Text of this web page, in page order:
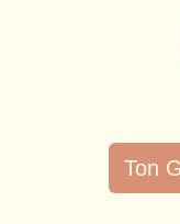
Ton